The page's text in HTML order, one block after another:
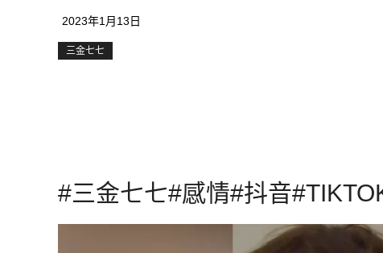
2023年1月13日
三金七七
#三金七七#感情#抖音